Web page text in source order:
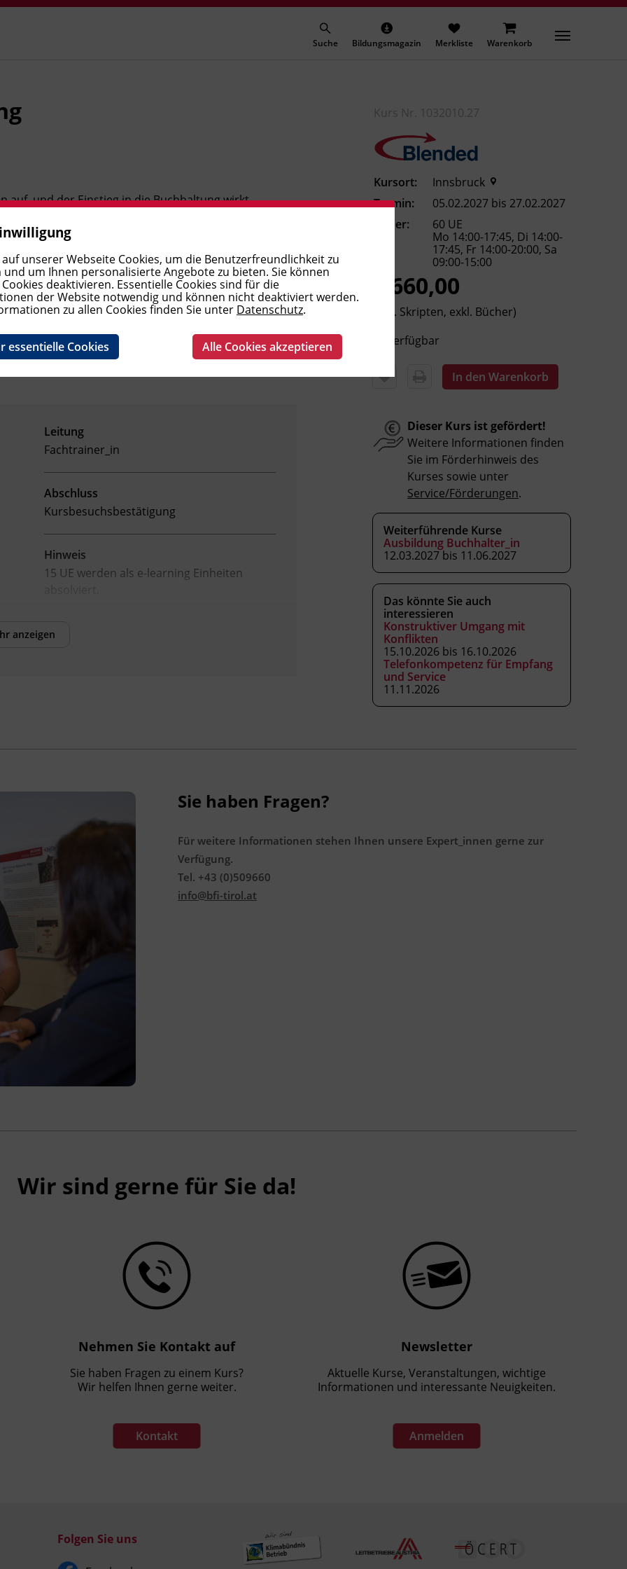
Suche Bildungsmagazin Merkliste Warenkorb
auf, und der Einstieg in die Buchhaltung wirkt
Überblick über die täglichen Abläufe im
kennen, verbuchen einfache Geschäftsfälle und
legen Sie die Basis für den Beruf als
Leitung
Fachtrainer_in
Abschluss
Kursbesuchsbestätigung
Hinweis
15 UE werden als e-learning Einheiten
Veranstaltungsort
Das Land Tirol fördert bis zu maximal 30 %
anzeigen
Kurs Nr. 1032010.27
Kursort:
Innsbruck
Termin:
05.02.2027 bis 27.02.2027
Dauer:
60 UE
Mo 14:00-17:45, Di 14:00-
17:45, Fr 14:00-20:00, Sa
09:00-15:00
€ 660,00
(inkl. Skripten, exkl. Bücher)
Verfügbar
In den Warenkorb
Dieser Kurs ist gefördert!
Weitere Informationen finden
Sie im Förderhinweis des
Kurses sowie unter
Service/Förderungen.
Weiterführende Kurse
Ausbildung Buchhalter_in
12.03.2027 bis 11.06.2027
Das könnte Sie auch
interessieren
Konstruktiver Umgang mit
Konflikten
15.10.2026 bis 16.10.2026
Telefonkompetenz für Empfang
und Service
11.11.2026
Sie haben Fragen?
Für weitere Informationen stehen Ihnen unsere Expert_innen gerne zur
Verfügung.
Tel. +43 (0)509660
info@bfi-tirol.at
Wir sind gerne für Sie da!
Nehmen Sie Kontakt auf
Sie haben Fragen zu einem Kurs?
Wir helfen Ihnen gerne weiter.
Kontakt
Newsletter
Aktuelle Kurse, Veranstaltungen, wichtige
Informationen und interessante Neuigkeiten.
Anmelden
Folgen Sie uns
unserer Webseite Cookies, um die Benutzerfreundlichkeit zu
und um Ihnen personalisierte Angebote zu bieten. Sie können
deaktivieren. Essentielle Cookies sind für die
der Website notwendig und können nicht deaktiviert werden.
zu allen Cookies finden Sie unter Datenschutz.
essentielle Cookies Alle Cookies akzeptieren